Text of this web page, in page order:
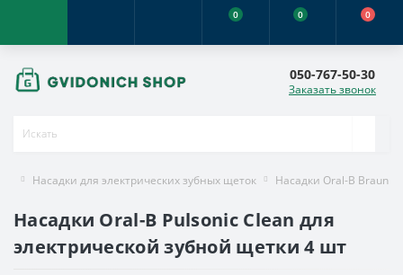
0 0 0
050-767-50-30
Заказать звонок
Насадки для электрических зубных щеток Насадки Oral-B Braun
Насадки Oral-B Pulsonic Clean для
электрической зубной щетки 4 шт